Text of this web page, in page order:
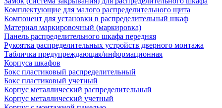
Комплектующие для малого распределительного щита
Компонент для установки в распределительный шкаф
Материал маркировочный (маркировка)
Панель распределительного шкафа передняя
Рукоятка распределительных устройств дверного монтажа
Табличка предупреждающая/информационная
Корпуса шкафов
Бокс пластиковый распределительный
Бокс пластиковый учетный
Корпус металлический распределительный
Корпус металлический учетный